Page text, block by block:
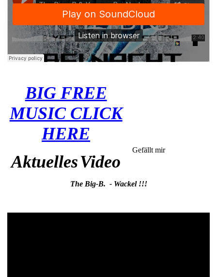
Gefällt mir
BIG FREE
MUSIC CLICK
HERE
AktuellesVideo
The Big-B. - Wackel !!!